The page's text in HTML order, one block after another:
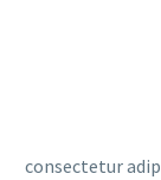
consectetur